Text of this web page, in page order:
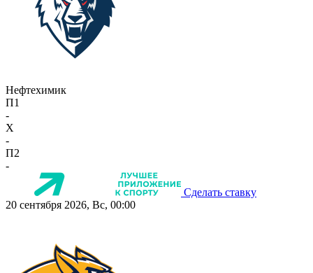
Нефтехимик
П1
-
X
-
П2
-
Сделать ставку
20 сентября 2026, Вс, 00:00